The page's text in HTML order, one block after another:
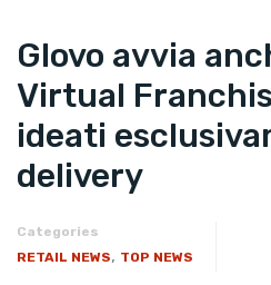
Glovo avvia
Virtual
ideati
delivery
Categories
RETAIL NEWS, TOP NEWS